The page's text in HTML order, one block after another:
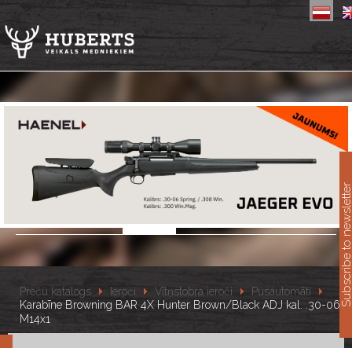
Preču katalogs Ieroči Vītņstobra ieroči
Pusautomāti
Karabīne Browning BAR 4X Hunter Brown/Black ADJ kal. .30-06
M14x1
Subscribe